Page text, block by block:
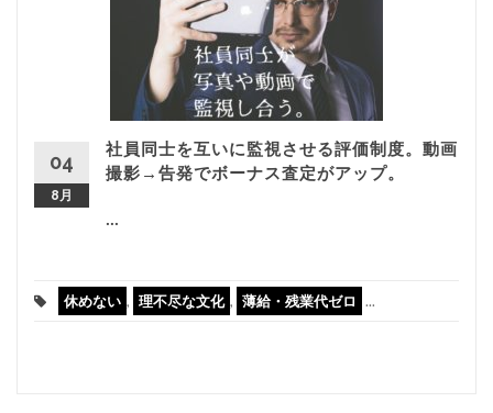
04
8月
社員同士を互いに監視させる評価制度。動画
撮影→告発でボーナス査定がアップ。
...
休めない , 理不尽な文化 , 薄給・残業代ゼロ ...